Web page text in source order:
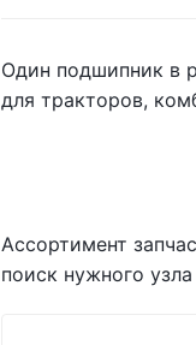
Один подшипник в
для тракторов,
Ассортимент
поиск нужного